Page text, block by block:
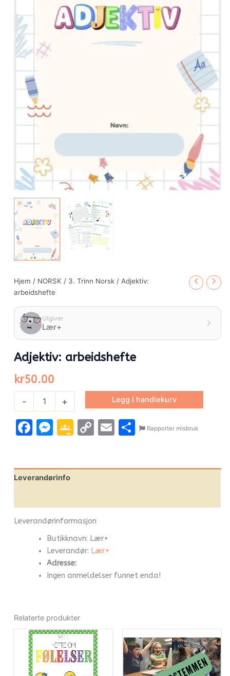
Hjem / NORSK / 3. Trinn Norsk / Adjektiv:
arbeidshefte
Utgiver
Lær+
Adjektiv: arbeidshefte
kr50.00
- + Legg i handlekurv
Facebook
Messenger
Google
CopyEmailShare
Rapporter misbruk
Leverandørinfo
Leverandørinformasjon
Butikknavn: Lær+
Leverandør: Lær+
Adresse:
Ingen anmeldelser funnet enda!
Relaterte produkter